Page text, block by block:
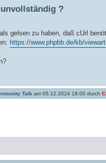
?
gelsen zu haben, daß cUrl
https://www.phpbb.de/kb/
Talk am 05.12.2024 18:00 durch